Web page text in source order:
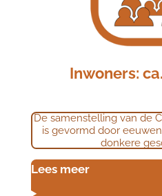
Inwoners:
De samenstelling van de
is gevormd door
donkere
Lees meer